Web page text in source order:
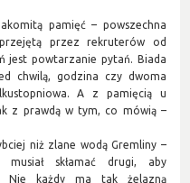
pamięć – powszechna
przejętą przez rekruterów od
jest powtarzanie pytań. Biada
chwilą, godzina czy dwoma
A z pamięcią u
z prawdą w tym, co mówią –
niż zlane wodą Gremliny –
musiał skłamać drugi, aby
Nie każdy ma tak żelazną